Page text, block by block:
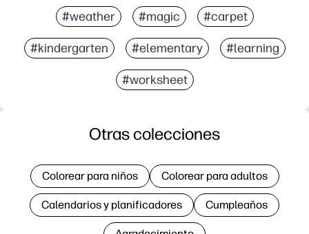
#weather #magic #carpet
#kindergarten #elementary #learning
#worksheet
Otras colecciones
Colorear para niños Colorear para adultos
Calendarios y planificadores Cumpleaños